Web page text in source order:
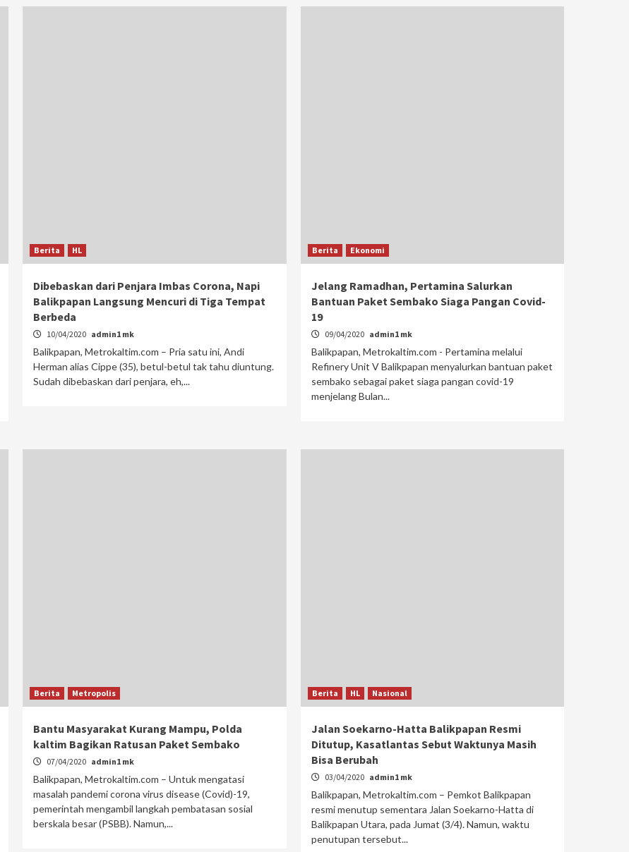
Berita HL
Dibebaskan dari Penjara Imbas Corona, Napi
Balikpapan Langsung Mencuri di Tiga Tempat
Berbeda
10/04/2020 admin1 mk
Balikpapan, Metrokaltim.com – Pria satu ini, Andi
Herman alias Cippe (35), betul-betul tak tahu diuntung.
Sudah dibebaskan dari penjara, eh,...
Berita Ekonomi
Jelang Ramadhan, Pertamina Salurkan
Bantuan Paket Sembako Siaga Pangan Covid-
19
09/04/2020 admin1 mk
Balikpapan, Metrokaltim.com - Pertamina melalui
Refinery Unit V Balikpapan menyalurkan bantuan paket
sembako sebagai paket siaga pangan covid-19
menjelang Bulan...
Berita Metropolis
Bantu Masyarakat Kurang Mampu, Polda
kaltim Bagikan Ratusan Paket Sembako
07/04/2020 admin1 mk
Balikpapan, Metrokaltim.com – Untuk mengatasi
masalah pandemi corona virus disease (Covid)-19,
pemerintah mengambil langkah pembatasan sosial
berskala besar (PSBB). Namun,...
Berita HL Nasional
Jalan Soekarno-Hatta Balikpapan Resmi
Ditutup, Kasatlantas Sebut Waktunya Masih
Bisa Berubah
03/04/2020 admin1 mk
Balikpapan, Metrokaltim.com – Pemkot Balikpapan
resmi menutup sementara Jalan Soekarno-Hatta di
Balikpapan Utara, pada Jumat (3/4). Namun, waktu
penutupan tersebut...